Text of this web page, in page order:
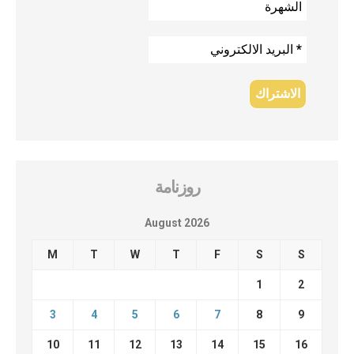
روزنامة
August 2026
M T W T F S S
1 2
3 4 5 6 7 8 9
10 11 12 13 14 15 16